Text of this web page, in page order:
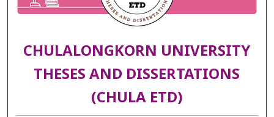
CHULALONGKORN UNIVERSITY
THESES AND DISSERTATIONS
(CHULA ETD)